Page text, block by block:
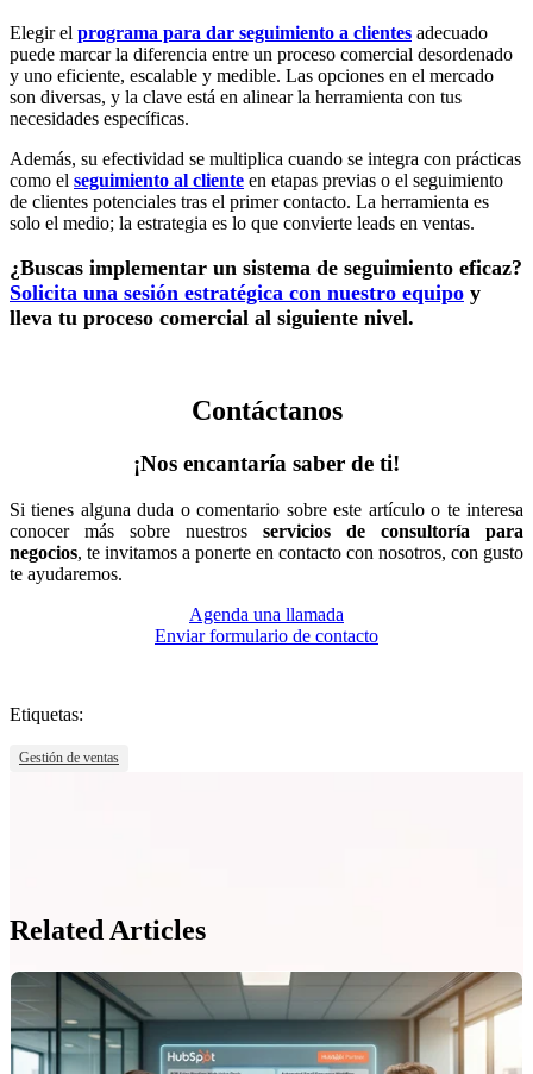
Elegir el programa para dar seguimiento a clientes adecuado
puede marcar la diferencia entre un proceso comercial desordenado
y uno eficiente, escalable y medible. Las opciones en el mercado
son diversas, y la clave está en alinear la herramienta con tus
necesidades específicas.
Además, su efectividad se multiplica cuando se integra con prácticas
como el seguimiento al cliente en etapas previas o el seguimiento
de clientes potenciales tras el primer contacto. La herramienta es
solo el medio; la estrategia es lo que convierte leads en ventas.
¿Buscas implementar un sistema de seguimiento eficaz?
Solicita una sesión estratégica con nuestro equipo y
lleva tu proceso comercial al siguiente nivel.
Contáctanos
¡Nos encantaría saber de ti!
Si tienes alguna duda o comentario sobre este artículo o te interesa
conocer más sobre nuestros servicios de consultoría para
negocios, te invitamos a ponerte en contacto con nosotros, con gusto
te ayudaremos.
Agenda una llamada
Enviar formulario de contacto
Etiquetas:
Gestión de ventas
Related Articles